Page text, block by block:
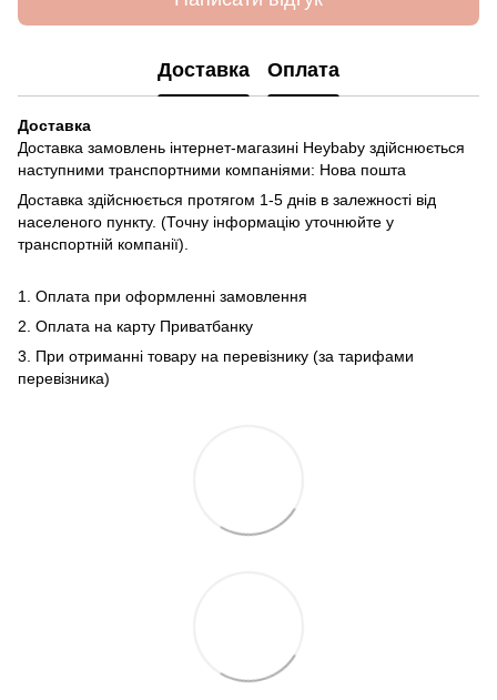
Доставка Оплата
Доставка
Доставка замовлень інтернет-магазині Heybaby здійснюється
наступними транспортними компаніями: Нова пошта
Доставка здійснюється протягом 1-5 днів в залежності від
населеного пункту. (Точну інформацію уточнюйте у
транспортній компанії).
1. Оплата при оформленні замовлення
2. Оплата на карту Приватбанку
3. При отриманні товару на перевізнику (за тарифами
перевізника)